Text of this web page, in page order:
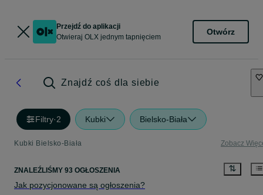
Przejdź do aplikacji
Otwieraj OLX jednym tapnięciem
Otwórz
Znajdź coś dla siebie
Filtry·2 Kubki Bielsko-Biała
Kubki Bielsko-Biała Zobacz
ZNALEŹLIŚMY 93 OGŁOSZENIA
Jak pozycjonowane są ogłoszenia?